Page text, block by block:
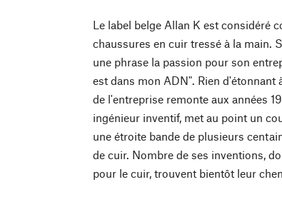
Le label belge Allan K est considéré
chaussures en cuir tressé à la main.
une phrase la passion pour son
est dans mon ADN". Rien d'étonnant
de l'entreprise remonte aux années
ingénieur inventif, met au point un
une étroite bande de plusieurs
de cuir. Nombre de ses inventions,
pour le cuir, trouvent bientôt leur